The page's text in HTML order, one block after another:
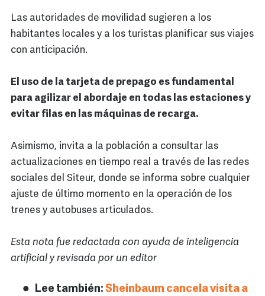
Las autoridades de movilidad sugieren a los
habitantes locales y a los turistas planificar sus viajes
con anticipación.
El uso de la tarjeta de prepago es fundamental
para agilizar el abordaje en todas las estaciones y
evitar filas en las máquinas de recarga.
Asimismo, invita a la población a consultar las
actualizaciones en tiempo real a través de las redes
sociales del Siteur, donde se informa sobre cualquier
ajuste de último momento en la operación de los
trenes y autobuses articulados.
Esta nota fue redactada con ayuda de inteligencia
artificial y revisada por un editor
Lee también: Sheinbaum cancela visita a